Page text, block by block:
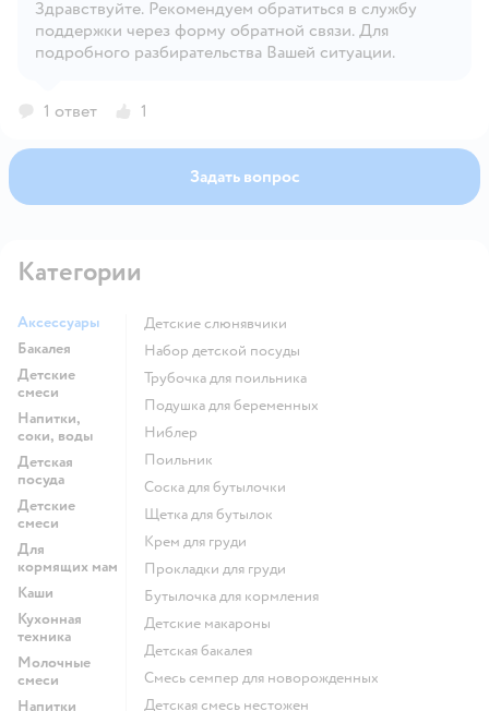
Открыть вопрос
Здравствуйте. Рекомендуем обратиться в службу
поддержки через форму обратной связи. Для
подробного разбирательства Вашей ситуации.
1 ответ 1
Задать вопрос
Категории
Аксессуары
Бакалея
Детские
смеси
Напитки,
соки, воды
Детская
посуда
Детские
смеси
Для
кормящих мам
Каши
Кухонная
техника
Молочные
смеси
Напитки
Детские слюнявчики
набор детской посуды
трубочка для поильника
подушка для беременных
ниблер
поильник
соска для бутылочки
щетка для бутылок
крем для груди
прокладки для груди
бутылочка для кормления
детские макароны
детская бакалея
смесь семпер для новорожденных
детская смесь нестожен